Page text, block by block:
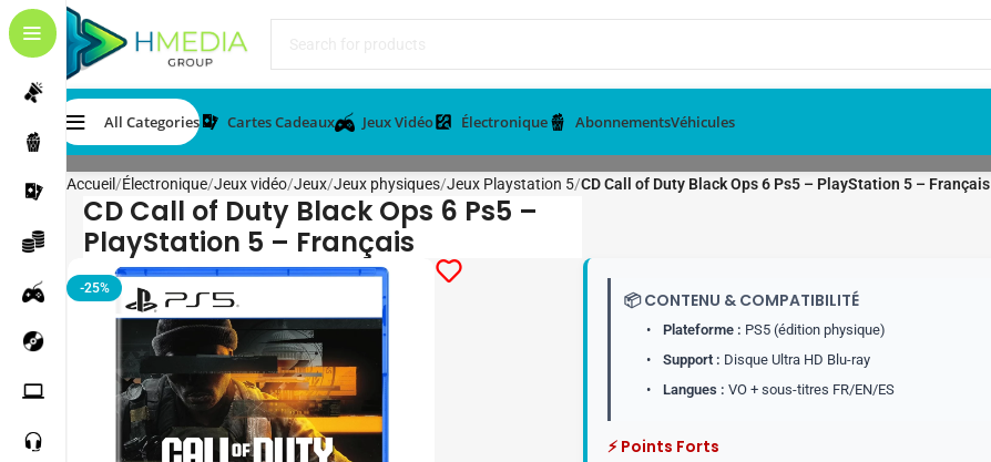
All Categories Cartes Cadeaux Jeux Vidéo Électronique AbonnementsVéhicules
Accueil Électronique Jeux vidéo Jeux Jeux physiques Jeux Playstation 5 CD Call of Duty Black Ops 6 Ps5 – PlayStation 5 – Français
CD Call of Duty Black Ops 6 Ps5 –
PlayStation 5 – Français
-25%
📦 CONTENU & COMPATIBILITÉ
• Plateforme : PS5 (édition physique)
•
Support : Disque Ultra HD Blu-ray
•
Langues : VO + sous-titres FR/EN/ES
⚡ Points Forts